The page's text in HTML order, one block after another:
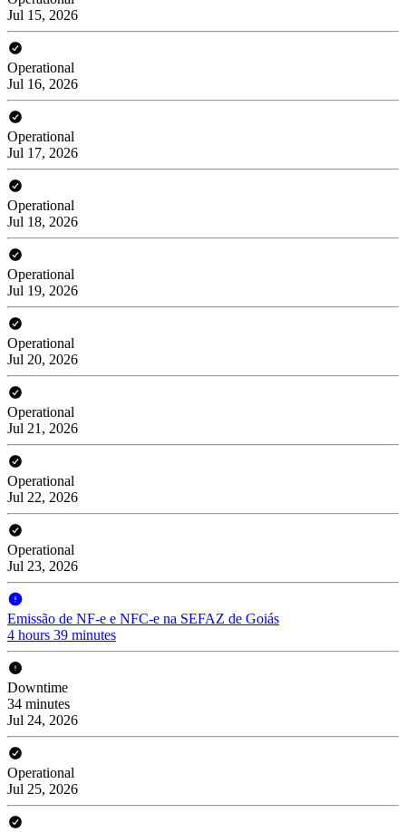
Jul 15, 2026
Operational
Jul 16, 2026
Operational
Jul 17, 2026
Operational
Jul 18, 2026
Operational
Jul 19, 2026
Operational
Jul 20, 2026
Operational
Jul 21, 2026
Operational
Jul 22, 2026
Operational
Jul 23, 2026
Emissão de NF-e e NFC-e na SEFAZ de Goiás
4 hours 39 minutes
Downtime
34 minutes
Jul 24, 2026
Operational
Jul 25, 2026